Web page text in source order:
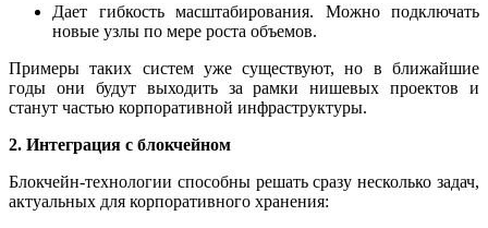
Дает гибкость масштабирования. Можно подключать
новые узлы по мере роста объемов.
Примеры таких систем уже существуют, но в ближайшие
годы они будут выходить за рамки нишевых проектов и
станут частью корпоративной инфраструктуры.
2. Интеграция с блокчейном
Блокчейн-технологии способны решать сразу несколько задач,
актуальных для корпоративного хранения: